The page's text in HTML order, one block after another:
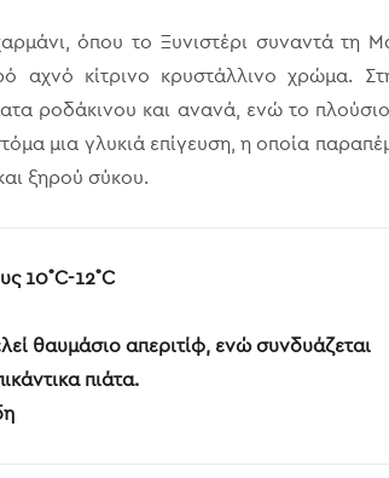
όπου το Ξυνιστέρι συναντά τη
αχνό κίτρινο κρυστάλλινο χρώμα.
ροδάκινου και ανανά, ενώ το
μια γλυκιά επίγευση, η οποία
ξηρού σύκου.
10˚C-12˚C
θαυμάσιο απεριτίφ, ενώ συνδυάζεται
πιάτα.